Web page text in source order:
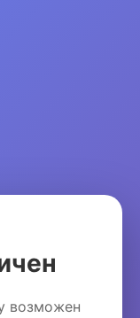
возможен